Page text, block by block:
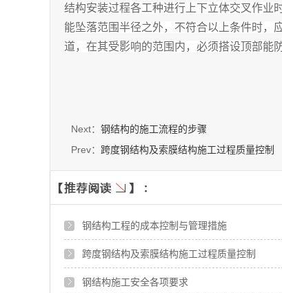
结构安装过程各工种进行上下立体交叉作业
能坠落范围半径之外，不符合以上条件时，
道，在其受影响的范围内，必须搭设顶部能
Next： 钢结构的施工流程的步骤
Prev： 跨度钢结构及索膜结构施工过程质量控制
钢结构工程的成本控制与管理措施
跨度钢结构及索膜结构施工过程质量控制
钢结构施工安全各项要求